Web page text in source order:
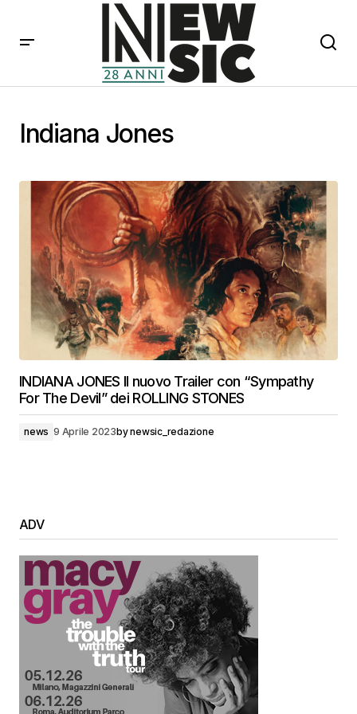
Indiana Jones
INDIANA JONES Il nuovo Trailer con “Sympathy
For The Devil” dei ROLLING STONES
news 9 Aprile 2023bynewsic_redazione
ADV